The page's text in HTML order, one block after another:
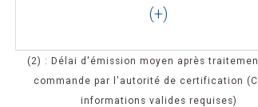
(2) : Délai d'émission moyen après
commande par l'autorité de certification
informations valides requises)